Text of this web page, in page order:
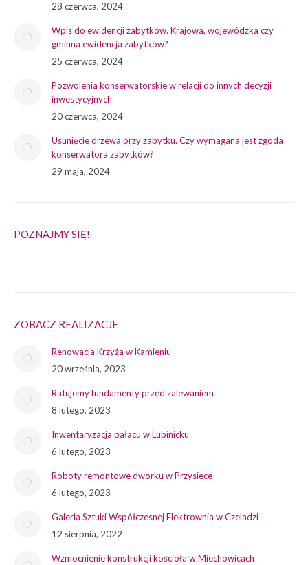
28 czerwca, 2024
Wpis do ewidencji zabytków. Krajowa, wojewódzka czy
gminna ewidencja zabytków?
25 czerwca, 2024
Pozwolenia konserwatorskie w relacji do innych decyzji
inwestycyjnych
20 czerwca, 2024
Usunięcie drzewa przy zabytku. Czy wymagana jest zgoda
konserwatora zabytków?
29 maja, 2024
POZNAJMY SIĘ!
ZOBACZ REALIZACJE
Renowacja Krzyża w Kamieniu
20 września, 2023
Ratujemy fundamenty przed zalewaniem
8 lutego, 2023
Inwentaryzacja pałacu w Lubinicku
6 lutego, 2023
Roboty remontowe dworku w Przysiece
6 lutego, 2023
Galeria Sztuki Współczesnej Elektrownia w Czeladzi
12 sierpnia, 2022
Wzmocnienie konstrukcji kościoła w Miechowicach